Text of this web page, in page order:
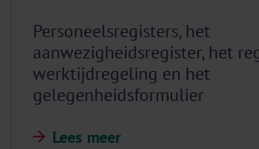
Personeelsregisters, het
aanwezigheidsregister, het
werktijdregeling en het
gelegenheidsformulier
Lees meer